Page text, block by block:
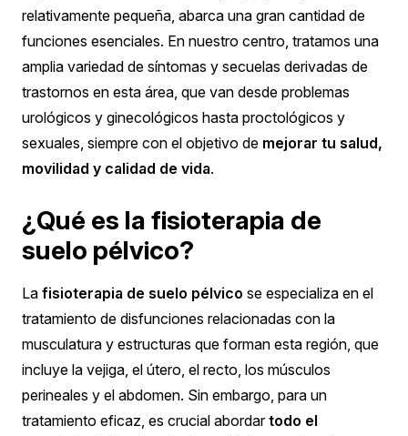
relativamente pequeña, abarca una gran cantidad de
funciones esenciales. En nuestro centro, tratamos una
amplia variedad de síntomas y secuelas derivadas de
trastornos en esta área, que van desde problemas
urológicos y ginecológicos hasta proctológicos y
sexuales, siempre con el objetivo de mejorar tu salud,
movilidad y calidad de vida.
¿Qué es la fisioterapia de
suelo pélvico?
La fisioterapia de suelo pélvico se especializa en el
tratamiento de disfunciones relacionadas con la
musculatura y estructuras que forman esta región, que
incluye la vejiga, el útero, el recto, los músculos
perineales y el abdomen. Sin embargo, para un
tratamiento eficaz, es crucial abordartodo el